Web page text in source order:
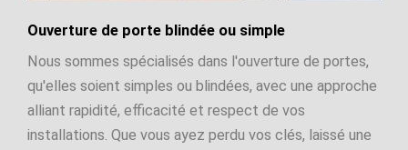
Ouverture de porte blindée ou simple
Nous sommes spécialisés dans l'ouverture de portes,
qu'elles soient simples ou blindées, avec une approche
alliant rapidité, efficacité et respect de vos
installations. Que vous ayez perdu vos clés, laissé une